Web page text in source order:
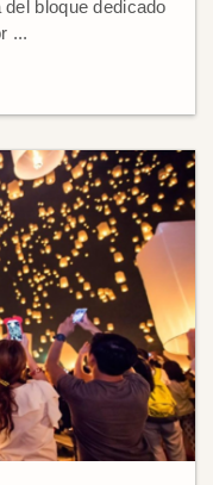
bloque dedicado
...